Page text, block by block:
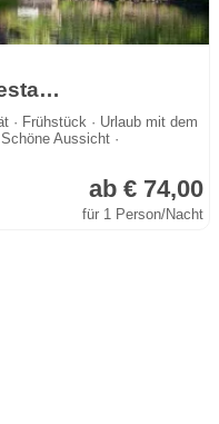
Heidsmühle Hotel-Cafe-Restaurant
· Frühstück · Urlaub mit dem
Aussicht ·
ab € 74,00
für 1 Person/Nacht